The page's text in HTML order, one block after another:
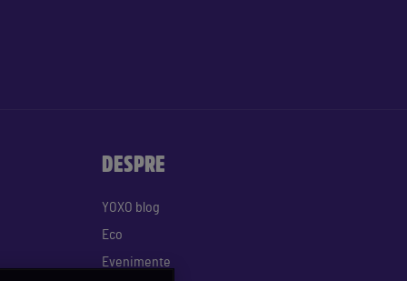
DESPRE
YOXO blog
Eco
Evenimente